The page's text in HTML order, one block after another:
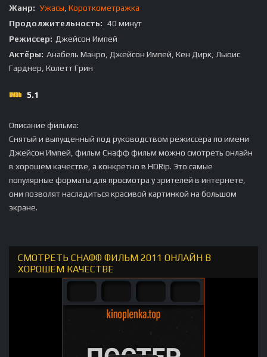
Жанр: Ужасы Короткометражка
Продолжительность: 40 минут
Режиссер: Джейсон Импей
Актёры: Анабель Манро, Джейсон Импей, Кен Дирк, Льюис
Гарднер, Колетт Грин
5.1
Описание фильма:
Снятый и выпущенный под руководством режиссера по имени
Джейсон Импей, фильм Снафф фильм можно смотреть онлайн
в хорошем качестве, а конкретно в HDRip. Это самые
популярные форматы для просмотра у зрителей в интернете,
они позволят насладиться красивой картинкой на большом
экране.
СМОТРЕТЬ СНАФФ ФИЛЬМ 2011 ОНЛАЙН В
ХОРОШЕМ КАЧЕСТВЕ